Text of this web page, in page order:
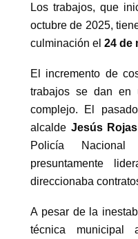
Los trabajos, que
octubre de 2025,
culminación el 24 de
El incremento de
trabajos se dan en
complejo. El
alcalde Jesús
Policía
presuntamente
direccionaba
A pesar de la
técnica